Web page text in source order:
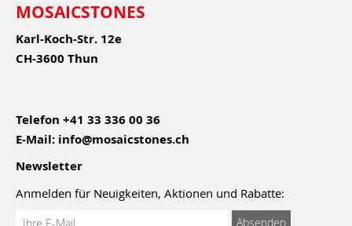
MOSAICSTONES
Karl-Koch-Str. 12e
CH-3600 Thun
Telefon +41 33 336 00 36
E-Mail: info@mosaicstones.ch
Newsletter
Anmelden für Neuigkeiten, Aktionen und Rabatte:
Anmeldung
Absenden